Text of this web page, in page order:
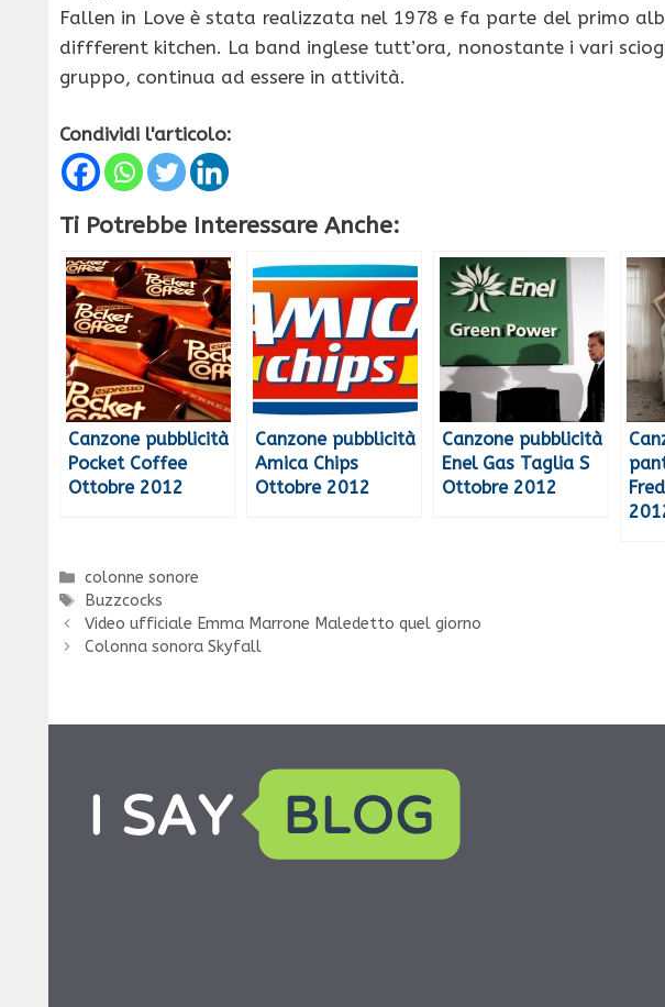
Fallen in Love è stata realizzata nel 1978 e fa parte del primo
diffferent kitchen. La band inglese tutt’ora, nonostante i vari
gruppo, continua ad essere in attività.
Condividi l'articolo:
Ti Potrebbe Interessare Anche:
Canzone pubblicità
Pocket Coffee
Ottobre 2012
Canzone pubblicità
Amica Chips
Ottobre 2012
Canzone pubblicità
Enel Gas Taglia S
Ottobre 2012
Categorie
colonne sonore
Tag
Buzzcocks
Video ufficiale Emma Marrone Maledetto quel giorno
Colonna sonora Skyfall